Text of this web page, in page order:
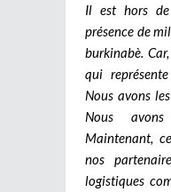
Il est hors
présence de
burkinabè.
qui
Nous avons
Nous
Maintenant,
nos
logistiques